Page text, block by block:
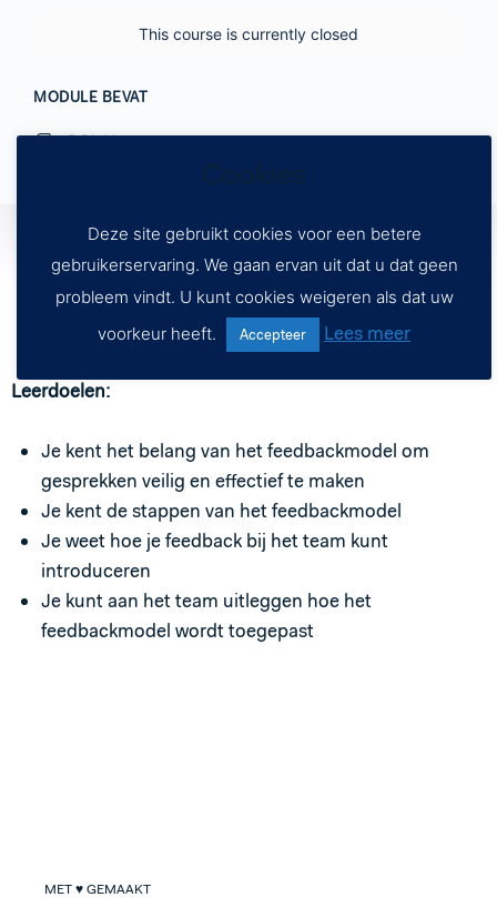
Leerdoelen:
Je kent het belang van hetfeedbackmodel om
gesprekken veilig en effectief te maken
Je kent de stappen van het feedbackmodel
Je weet hoe je feedback bij het team kunt
introduceren
Je kunt aan het team uitleggen hoe het
feedbackmodel wordt toegepast
This course is currently closed
MODULE BEVAT
5 Blokken
MET ♥ GEMAAKT
Cookies
Deze site gebruikt cookies voor een betere
gebruikerservaring. We gaan ervan uit dat u dat geen
probleem vindt. U kunt cookies weigeren als dat uw
voorkeur heeft.
Accepteer Lees meer